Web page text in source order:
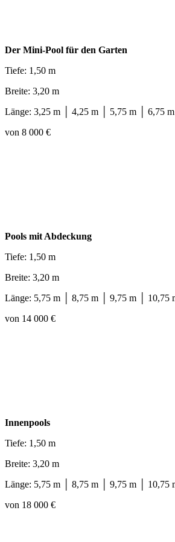
Der Mini-Pool für den Garten
Tiefe: 1,50 m
Breite: 3,20 m
Länge: 3,25 m │ 4,25 m │ 5,75 m │ 6,75 m
von 8 000 €
Pools mit Abdeckung
Tiefe: 1,50 m
Breite: 3,20 m
Länge: 5,75 m │ 8,75 m │ 9,75 m │ 10,75
von 14 000 €
Innenpools
Tiefe: 1,50 m
Breite: 3,20 m
Länge: 5,75 m │ 8,75 m │ 9,75 m │ 10,75
von 18 000 €